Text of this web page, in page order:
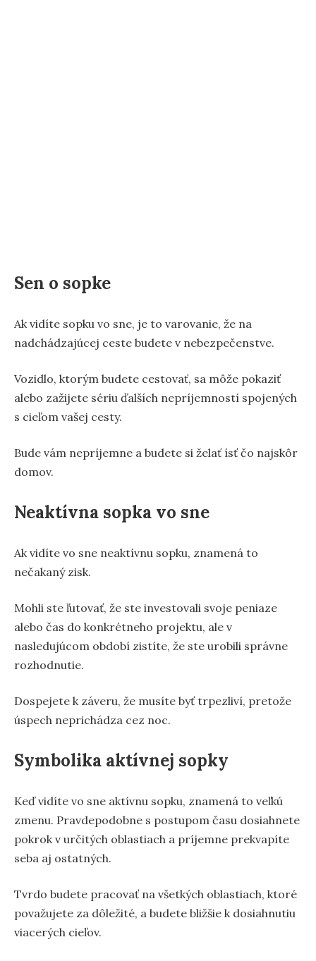
Sen o sopke
Ak vidíte sopku vo sne, je to varovanie, že na
nadchádzajúcej ceste budete v nebezpečenstve.
Vozidlo, ktorým budete cestovať, sa môže pokaziť
alebo zažijete sériu ďalších nepríjemností spojených
s cieľom vašej cesty.
Bude vám nepríjemne a budete si želať ísť čo najskôr
domov.
Neaktívna sopka vo sne
Ak vidíte vo sne neaktívnu sopku, znamená to
nečakaný zisk.
Mohli ste ľutovať, že ste investovali svoje peniaze
alebo čas do konkrétneho projektu, ale v
nasledujúcom období zistíte, že ste urobili správne
rozhodnutie.
Dospejete k záveru, že musíte byť trpezliví, pretože
úspech neprichádza cez noc.
Symbolika aktívnej sopky
Keď vidíte vo sne aktívnu sopku, znamená to veľkú
zmenu. Pravdepodobne s postupom času dosiahnete
pokrok v určitých oblastiach a príjemne prekvapíte
seba aj ostatných.
Tvrdo budete pracovať na všetkých oblastiach, ktoré
považujete za dôležité, a budete bližšie k dosiahnutiu
viacerých cieľov.